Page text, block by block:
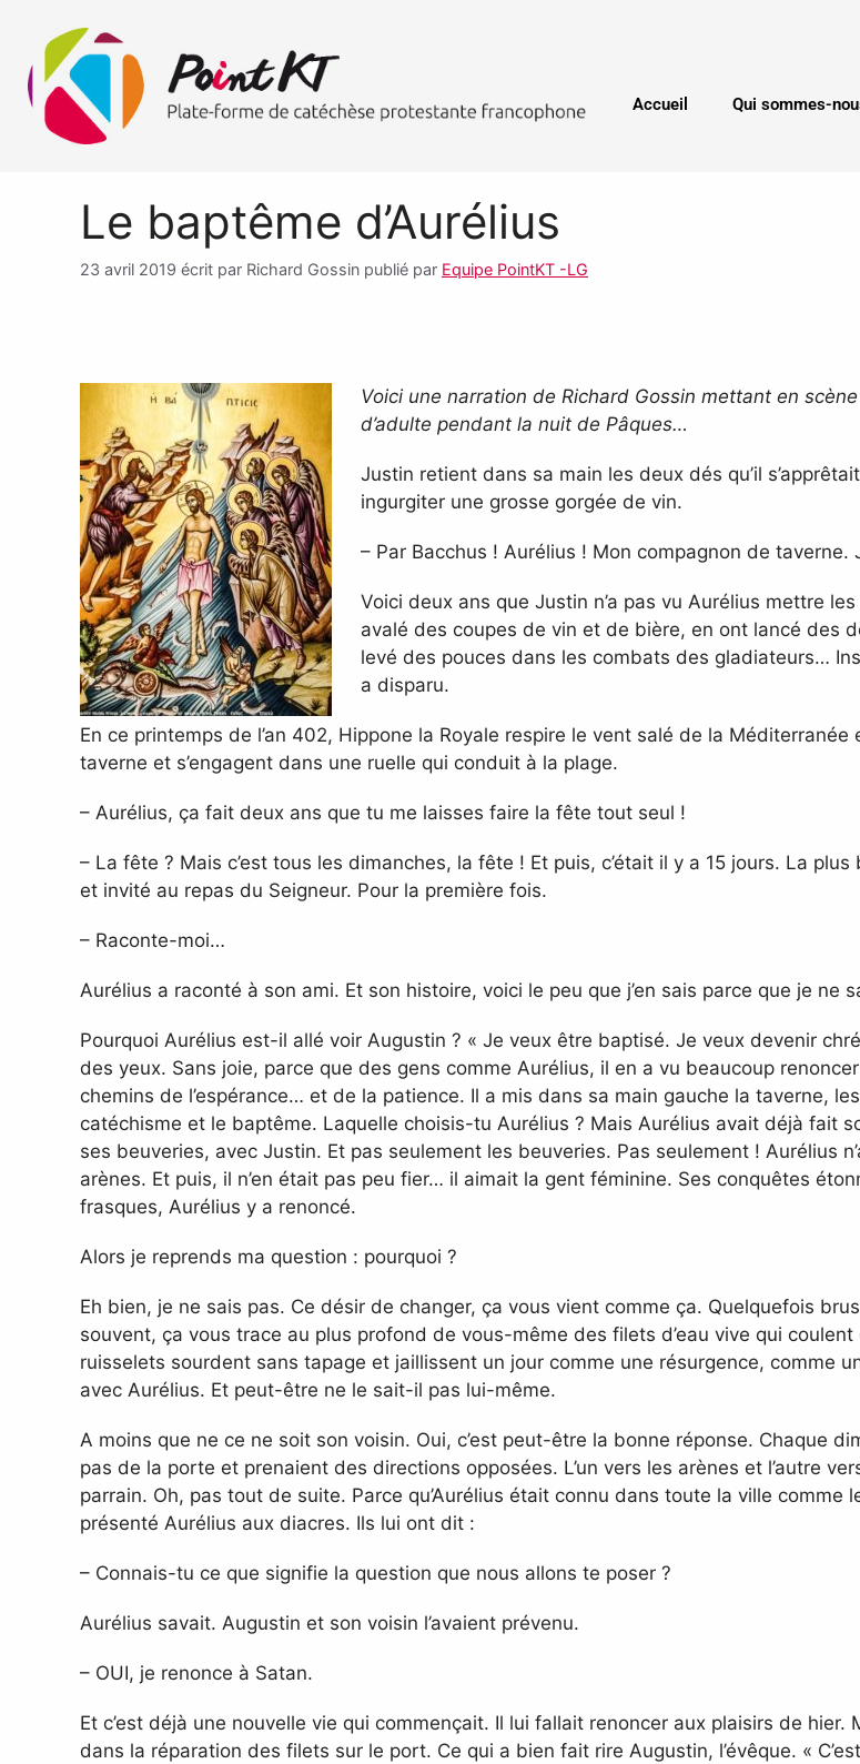
Accueil Qui sommes-
Le baptême d’Aurélius
23 avril 2019 écrit par Richard Gossin publié par Equipe PointKT -LG
Voici une narration de Richard Gossin mettant en
d’adulte pendant la nuit de Pâques…
Justin retient dans sa main les deux dés qu’il
ingurgiter une grosse gorgée de vin.
– Par Bacchus ! Aurélius ! Mon compagnon de taverne.
Voici deux ans que Justin n’a pas vu Aurélius mettre
avalé des coupes de vin et de bière, en ont lancé des
levé des pouces dans les combats des gladiateurs…
a disparu.
En ce printemps de l’an 402, Hippone la Royale respire le vent salé de la
taverne et s’engagent dans une ruelle qui conduit à la plage.
– Aurélius, ça fait deux ans que tu me laisses faire la fête tout seul !
– La fête ? Mais c’est tous les dimanches, la fête ! Et puis, c’était il y a 15 jours. La
et invité au repas du Seigneur. Pour la première fois.
– Raconte-moi…
Aurélius a raconté à son ami. Et son histoire, voici le peu que j’en sais parce que je ne
Pourquoi Aurélius est-il allé voir Augustin ? « Je veux être baptisé. Je veux devenir
des yeux. Sans joie, parce que des gens comme Aurélius, il en a vu beaucoup
chemins de l’espérance… et de la patience. Il a mis dans sa main gauche la taverne,
catéchisme et le baptême. Laquelle choisis-tu Aurélius ? Mais Aurélius avait déjà fait
ses beuveries, avec Justin. Et pas seulement les beuveries. Pas seulement ! Aurélius
arènes. Et puis, il n’en était pas peu fier… il aimait la gent féminine. Ses conquêtes
frasques, Aurélius y a renoncé.
Alors je reprends ma question : pourquoi ?
Eh bien, je ne sais pas. Ce désir de changer, ça vous vient comme ça. Quelquefois
souvent, ça vous trace au plus profond de vous-même des filets d’eau vive qui
ruisselets sourdent sans tapage et jaillissent un jour comme une résurgence, comme
avec Aurélius. Et peut-être ne le sait-il pas lui-même.
A moins que ne ce ne soit son voisin. Oui, c’est peut-être la bonne réponse. Chaque
pas de la porte et prenaient des directions opposées. L’un vers les arènes et l’autre
parrain. Oh, pas tout de suite. Parce qu’Aurélius était connu dans toute la ville
présenté Aurélius aux diacres. Ils lui ont dit :
– Connais-tu ce que signifie la question que nous allons te poser ?
Aurélius savait. Augustin et son voisin l’avaient prévenu.
– OUI, je renonce à Satan.
Et c’est déjà une nouvelle vie qui commençait. Il lui fallait renoncer aux plaisirs de
dans la réparation des filets sur le port. Ce qui a bien fait rire Augustin, l’évêque. «